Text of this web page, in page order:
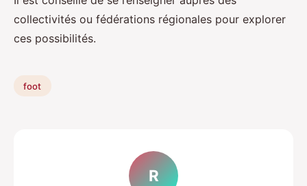
collectivités ou fédérations régionales pour explorer
ces possibilités.
foot
R